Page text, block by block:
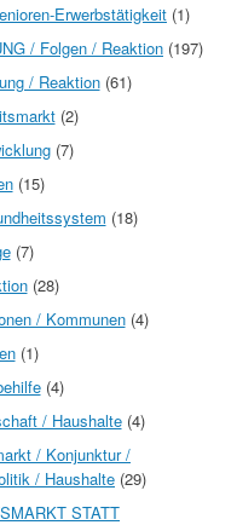
Erwerbstätigkeit (1)
/ Folgen / Reaktion (197)
/ Reaktion(61)
(2)
(7)
(15)
(18)
(7)
(28)
/ Kommunen(4)
(1)
(4)
/ Haushalte(4)
/ Konjunktur /
/ Haushalte (29)
STATT